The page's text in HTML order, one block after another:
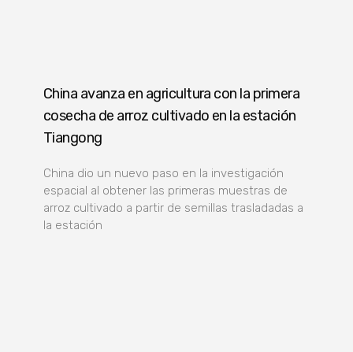
China avanza en agricultura con la primera
cosecha de arroz cultivado en la estación
Tiangong
China dio un nuevo paso en la investigación
espacial al obtener las primeras muestras de
arroz cultivado a partir de semillas trasladadas a
la estación